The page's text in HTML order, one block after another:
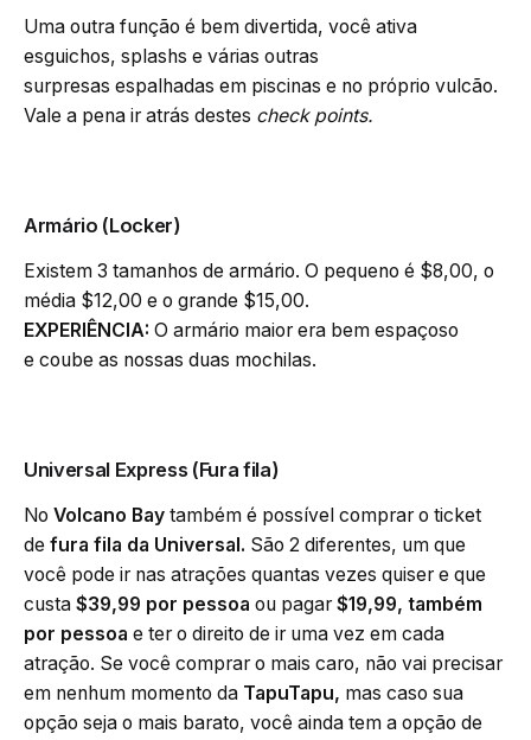
Uma outra função é bem divertida, você ativa
esguichos, splashs e várias outras
surpresas espalhadas em piscinas e no próprio vulcão.
Vale a pena ir atrás destes check points.
Armário (Locker)
Existem 3 tamanhos de armário. O pequeno é $8,00, o
média $12,00 e o grande $15,00.
EXPERIÊNCIA: O armário maior era bem espaçoso
e coube as nossas duas mochilas.
Universal Express (Fura fila)
No Volcano Bay também é possível comprar o ticket
de fura fila da Universal. São 2 diferentes, um que
você pode ir nas atrações quantas vezes quiser e que
custa $39,99 por pessoa ou pagar $19,99, também
por pessoa e ter o direito de ir uma vez em cada
atração. Se você comprar o mais caro, não vai precisar
em nenhum momento da TapuTapu, mas caso sua
opção seja o mais barato, você ainda tem a opção de